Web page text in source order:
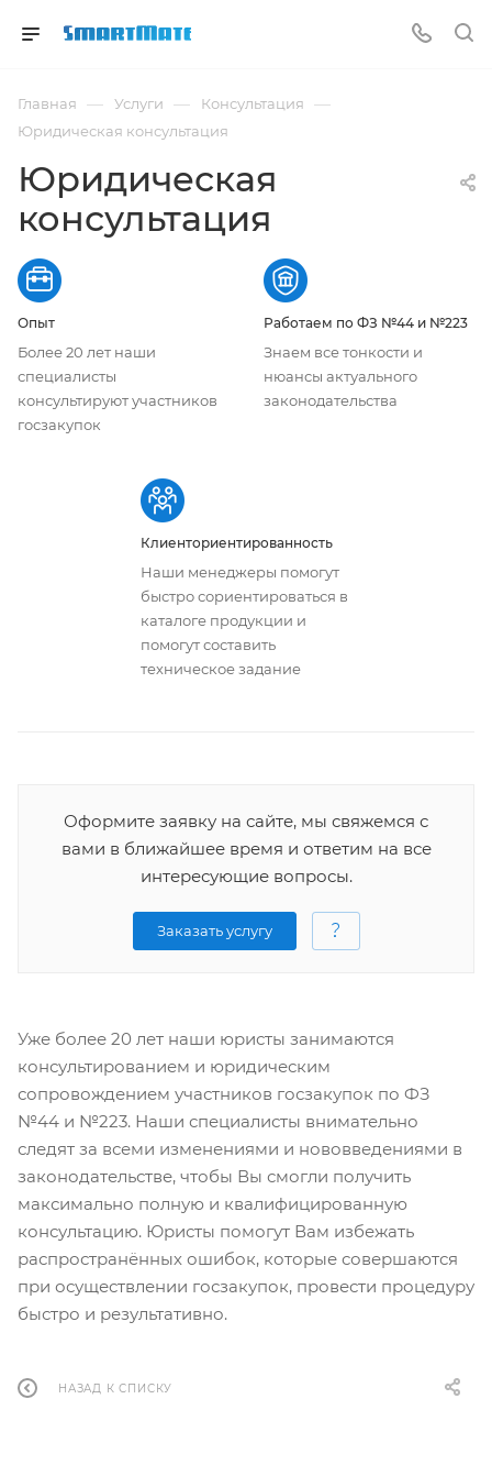
Главная — Услуги — Консультация —
Юридическая консультация
Юридическая
консультация
Опыт
Более 20 лет наши
специалисты
консультируют участников
госзакупок
Работаем по ФЗ №44 и №223
Знаем все тонкости и
нюансы актуального
законодательства
Клиенториентированность
Наши менеджеры помогут
быстро сориентироваться в
каталоге продукции и
помогут составить
техническое задание
Оформите заявку на сайте, мы свяжемся с
вами в ближайшее время и ответим на все
интересующие вопросы.
Заказать услугу
Уже более 20 лет наши юристы занимаются
консультированием и юридическим
сопровождением участников госзакупок по ФЗ
№44 и №223. Наши специалисты внимательно
следят за всеми изменениями и нововведениями в
законодательстве, чтобы Вы смогли получить
максимально полную и квалифицированную
консультацию. Юристы помогут Вам избежать
распространённых ошибок, которые совершаются
при осуществлении госзакупок, провести процедуру
быстро и результативно.
НАЗАД К СПИСКУ